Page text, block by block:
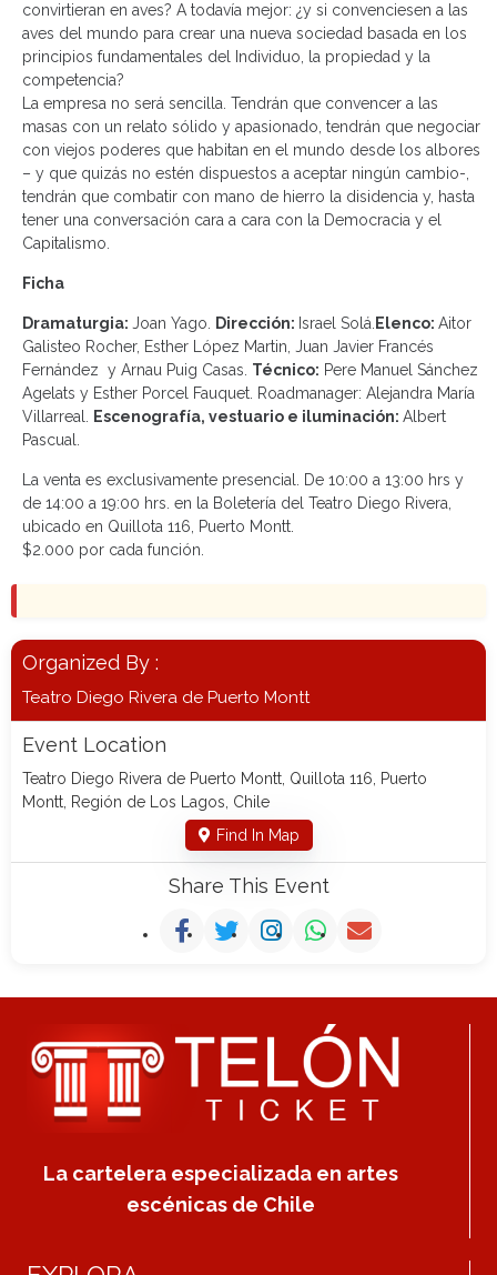
convirtieran en aves? A todavía mejor: ¿y si convenciesen a las
aves del mundo para crear una nueva sociedad basada en los
principios fundamentales del Individuo, la propiedad y la
competencia?
La empresa no será sencilla. Tendrán que convencer a las
masas con un relato sólido y apasionado, tendrán que negociar
con viejos poderes que habitan en el mundo desde los albores
– y que quizás no estén dispuestos a aceptar ningún cambio-,
tendrán que combatir con mano de hierro la disidencia y, hasta
tener una conversación cara a cara con la Democracia y el
Capitalismo.
Ficha
Dramaturgia: Joan Yago. Dirección: Israel Solá. Elenco: Aitor
Galisteo Rocher, Esther López Martin, Juan Javier Francés
Fernández y Arnau Puig Casas. Técnico: Pere Manuel Sánchez
Agelats y Esther Porcel Fauquet. Roadmanager: Alejandra María
Villarreal.
Escenografía, vestuario e iluminación: Albert
Pascual.
La venta es exclusivamente presencial. De 10:00 a 13:00 hrs y
de 14:00 a 19:00 hrs. en la Boletería del Teatro Diego Rivera,
ubicado en Quillota 116, Puerto Montt.
$2.000 por cada función.
Organized By :
Teatro Diego Rivera de Puerto Montt
Event Location
Teatro Diego Rivera de Puerto Montt, Quillota 116, Puerto
Montt, Región de Los Lagos, Chile
Find In Map
Share This Event
La cartelera especializada en artes
escénicas de Chile